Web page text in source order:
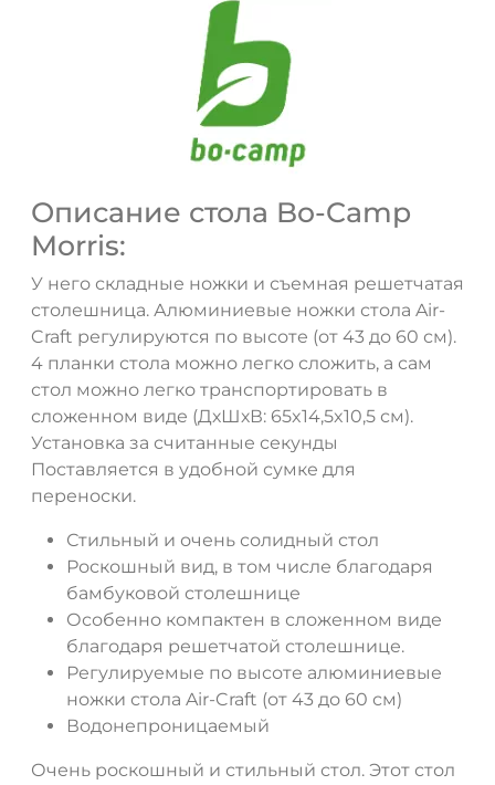
Описание стола Bo-Camp
Morris:
У него складные ножки и съемная решетчатая
столешница. Алюминиевые ножки стола Air-
Craft регулируются по высоте (от 43 до 60 см).
4 планки стола можно легко сложить, а сам
стол можно легко транспортировать в
сложенном виде (ДхШхВ: 65x14,5x10,5 см).
Установка за считанные секунды
Поставляется в удобной сумке для
переноски.
Стильный и очень солидный стол
Роскошный вид, в том числе благодаря
бамбуковой столешнице
Особенно компактен в сложенном виде
благодаря решетчатой столешнице.
Регулируемые по высоте алюминиевые
ножки стола Air-Craft (от 43 до 60 см)
Водонепроницаемый
Очень роскошный и стильный стол. Этот стол
ДА НЕТ